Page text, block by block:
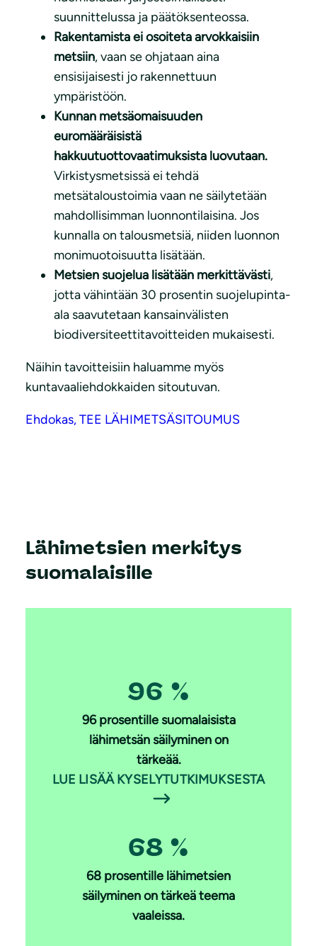
suunnittelussa ja päätöksenteossa.
Rakentamista ei osoiteta arvokkaisiin
metsiin, vaan se ohjataan aina
ensisijaisesti jo rakennettuun
ympäristöön.
Kunnan metsäomaisuuden
euromääräisistä
hakkuutuottovaatimuksista luovutaan.
Virkistysmetsissä ei tehdä
metsätaloustoimia vaan ne säilytetään
mahdollisimman luonnontilaisina. Jos
kunnalla on talousmetsiä, niiden luonnon
monimuotoisuutta lisätään.
Metsien suojelua lisätään merkittävästi,
jotta vähintään 30 prosentin suojelupinta-
ala saavutetaan kansainvälisten
biodiversiteettitavoitteiden mukaisesti.
Näihin tavoitteisiin haluamme myös
kuntavaaliehdokkaiden sitoutuvan.
Ehdokas, TEE LÄHIMETSÄSITOUMUS
Lähimetsien merkitys
suomalaisille
96 %
96 prosentille suomalaisista
lähimetsän säilyminen on
tärkeää.
LUE LISÄÄ KYSELYTUTKIMUKSESTA
68 %
68 prosentille lähimetsien
säilyminen on tärkeä teema
vaaleissa.